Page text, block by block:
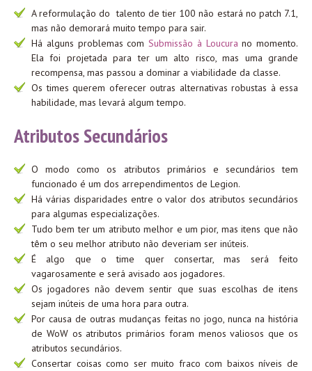
A reformulação do talento de tier 100 não estará no patch 7.1,
mas não demorará muito tempo para sair.
Há alguns problemas com Submissão à Loucura no momento.
Ela foi projetada para ter um alto risco, mas uma grande
recompensa, mas passou a dominar a viabilidade da classe.
Os times querem oferecer outras alternativas robustas à essa
habilidade, mas levará algum tempo.
Atributos Secundários
O modo como os atributos primários e secundários tem
funcionado é um dos arrependimentos de Legion.
Há várias disparidades entre o valor dos atributos secundários
para algumas especializações.
Tudo bem ter um atributo melhor e um pior, mas itens que não
têm o seu melhor atributo não deveriam ser inúteis.
É algo que o time quer consertar, mas será feito
vagarosamente e será avisado aos jogadores.
Os jogadores não devem sentir que suas escolhas de itens
sejam inúteis de uma hora para outra.
Por causa de outras mudanças feitas no jogo, nunca na história
de WoW os atributos primários foram menos valiosos que os
atributos secundários.
Consertar coisas como ser muito fraco com baixos níveis de